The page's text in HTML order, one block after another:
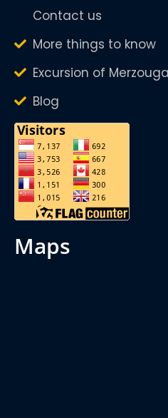
Contact us
More things to know
Excursion of
Blog
maps